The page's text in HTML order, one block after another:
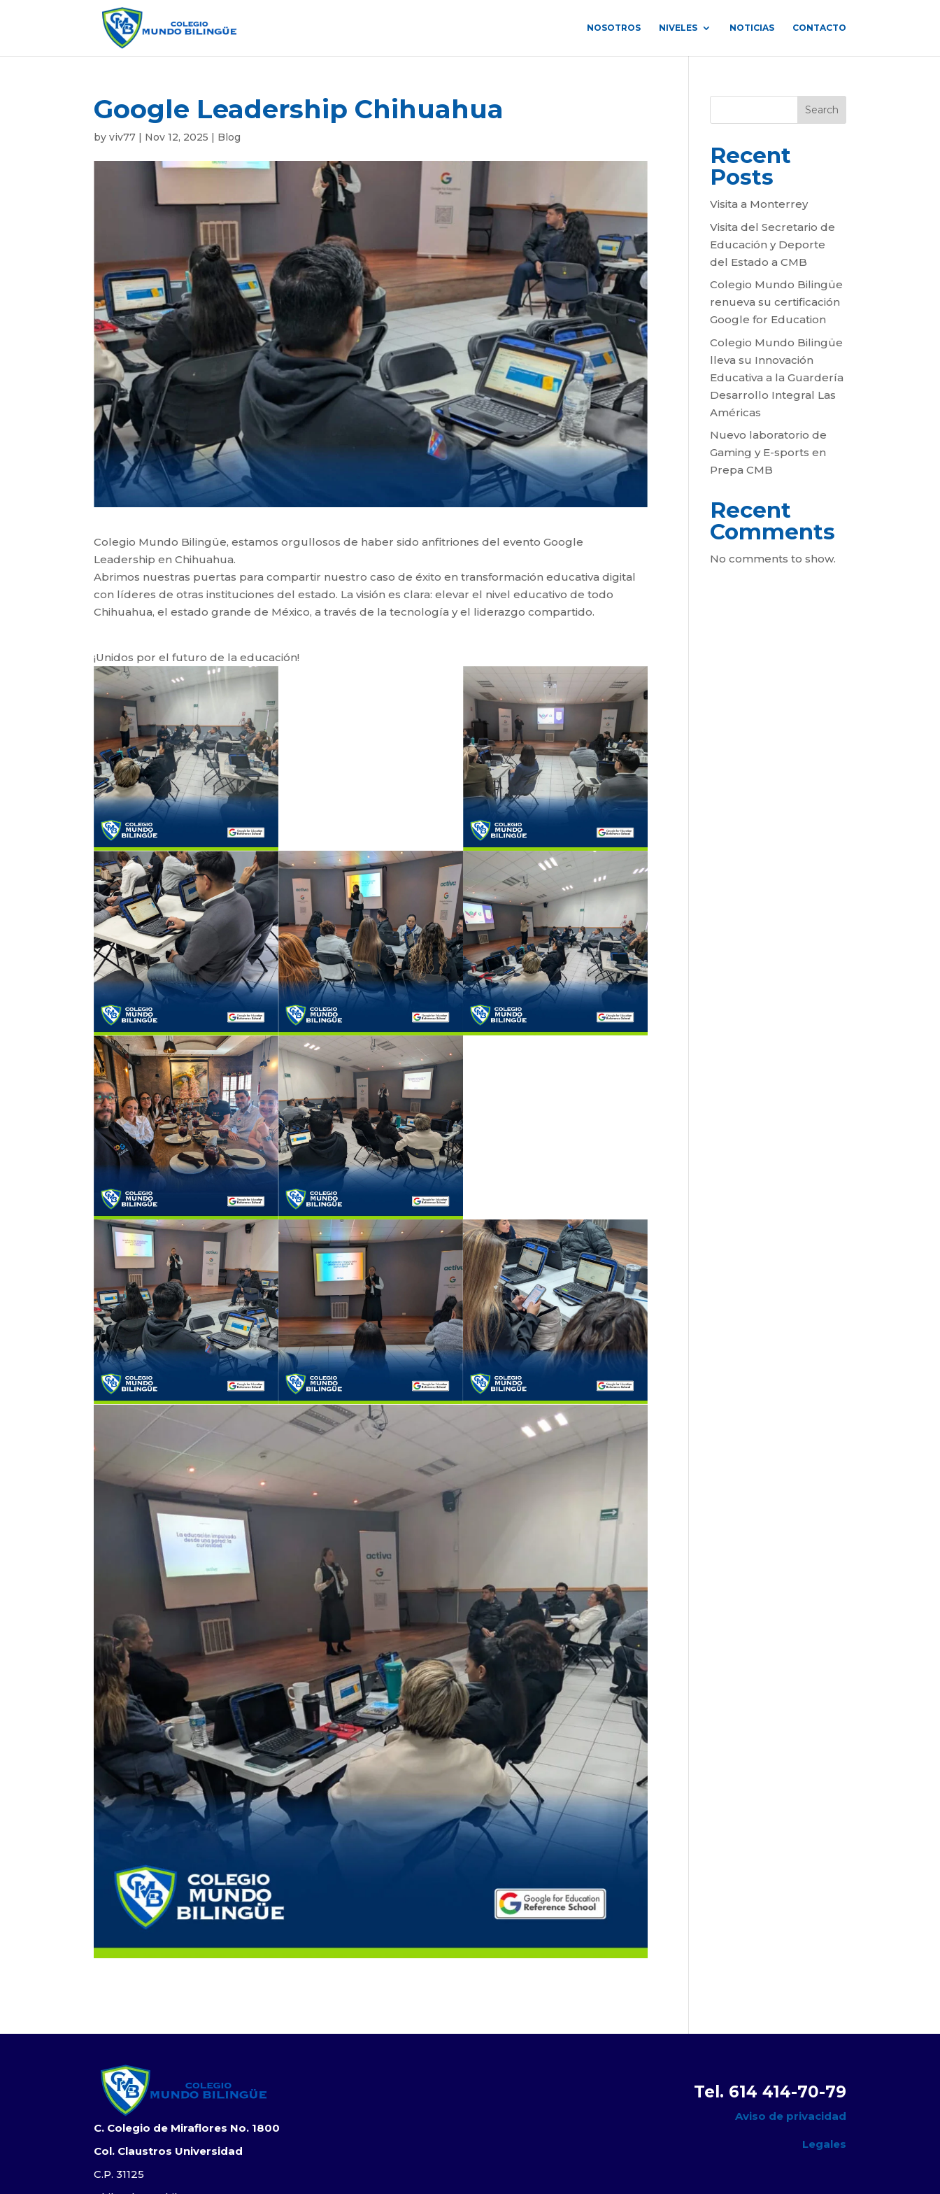
NOSOTROS NIVELES NOTICIAS CONTACTO
Google Leadership Chihuahua
byviv77 | Nov 12, 2025 | Blog
Colegio Mundo Bilingüe, estamos orgullosos de haber sido anfitriones del evento Google
Leadership en Chihuahua.
​Abrimos nuestras puertas para compartir nuestro caso de éxito en transformación educativa digital
con líderes de otras instituciones del estado. La visión es clara: elevar el nivel educativo de todo
Chihuahua, el estado grande de México, a través de la tecnología y el liderazgo compartido.
​¡Unidos por el futuro de la educación!
Search
Recent
Posts
Visita a Monterrey
Visita del Secretario de
Educación y Deporte
del Estado a CMB
Colegio Mundo Bilingüe
renueva su certificación
Google for Education
Colegio Mundo Bilingüe
lleva su Innovación
Educativa a la Guardería
Desarrollo Integral Las
Américas
Nuevo laboratorio de
Gaming y E-sports en
Prepa CMB
Recent
Comments
No comments to show.
C. Colegio de Miraflores No. 1800
Col. Claustros Universidad
C.P. 31125
Tel. 614 414-70-79
Aviso de privacidad
Legales